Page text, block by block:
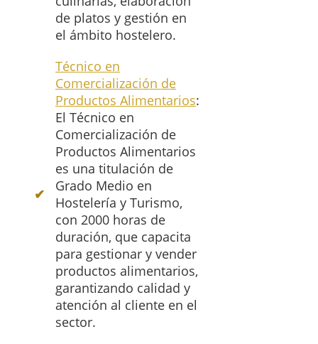
de platos y gestión en
el ámbito hostelero.
Técnico en
Comercialización de
Productos Alimentarios:
El Técnico en
Comercialización de
Productos Alimentarios
es una titulación de
Grado Medio en
Hostelería y Turismo,
con 2000 horas de
duración, que capacita
para gestionar y vender
productos alimentarios,
garantizando calidad y
atención al cliente en el
sector.